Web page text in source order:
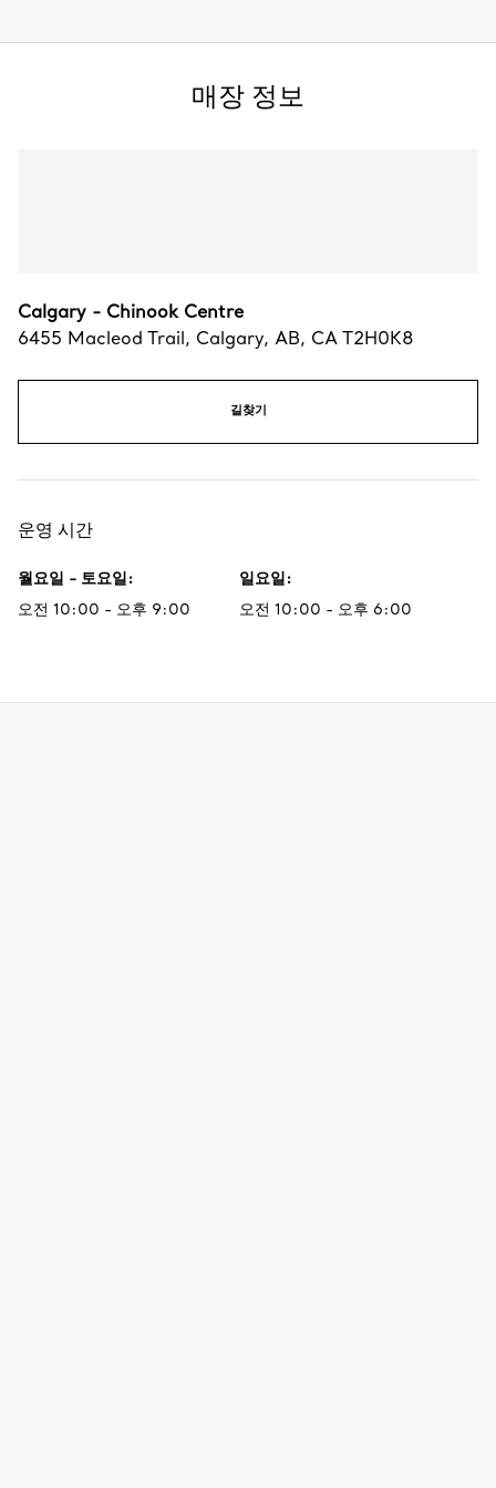
매장 정보
Calgary - Chinook Centre
6455 Macleod Trail, Calgary, AB, CA T2H0K8
길찾기
운영 시간
월요일 - 토요일:
오전 10:00 - 오후 9:00
일요일:
오전 10:00 - 오후 6:00